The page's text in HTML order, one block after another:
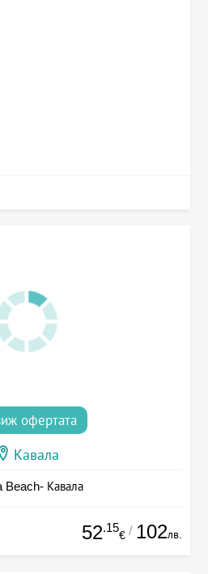
офертата
Кавала
Beach- Кавала
52.15
€ / 102лв.